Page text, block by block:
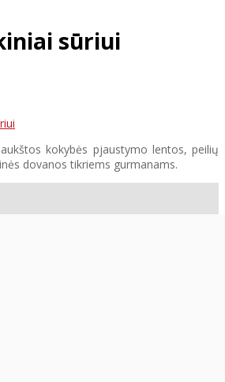
sūriui
kokybės pjaustymo lentos, peilių
dovanos tikriems gurmanams.